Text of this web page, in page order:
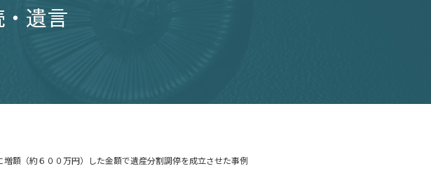
遺言
額（約６００万円）した金額で遺産分割調停を成立させた事例